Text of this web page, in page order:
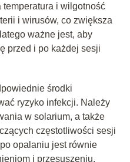
i wilgotność
i wirusów, co zwiększa
ważne jest, aby
przed i po każdej sesji
środki
ryzyko infekcji. Należy
w solarium, a także
częstotliwości sesji
opalaniu jest równie
i przesuszeniu.